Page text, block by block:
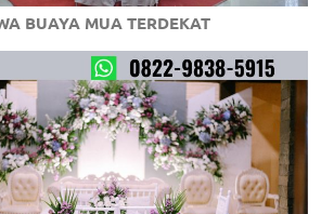
BUAYA MUA TERDEKAT